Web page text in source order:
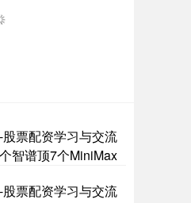
票配资学习与交流
智谱顶7个MiniMax
票配资学习与交流